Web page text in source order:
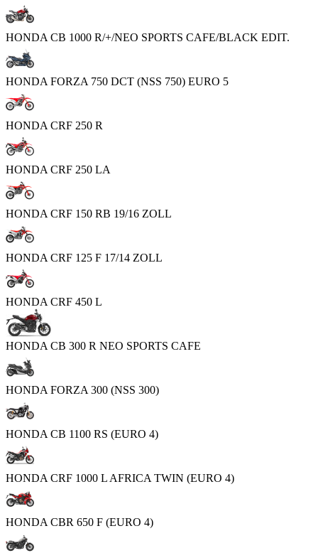
HONDA CB 1000 R/+/NEO SPORTS CAFE/BLACK EDIT.
HONDA FORZA 750 DCT (NSS 750) EURO 5
HONDA CRF 250 R
HONDA CRF 250 LA
HONDA CRF 150 RB 19/16 ZOLL
HONDA CRF 125 F 17/14 ZOLL
HONDA CRF 450 L
HONDA CB 300 R NEO SPORTS CAFE
HONDA FORZA 300 (NSS 300)
HONDA CB 1100 RS (EURO 4)
HONDA CRF 1000 L AFRICA TWIN (EURO 4)
HONDA CBR 650 F (EURO 4)